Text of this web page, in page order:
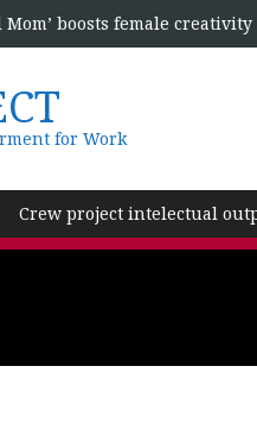
Mom’ boosts female
for Work
Crew project intelectual